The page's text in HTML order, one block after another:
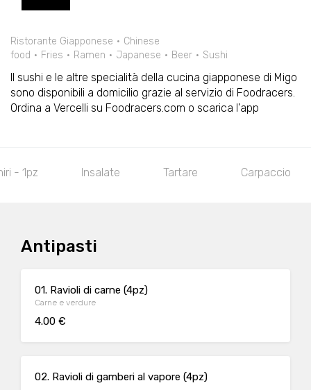
Ristorante Giapponese
Chinese
food
Fries Ramen Japanese Beer Sushi
Il sushi e le altre specialità della cucina giapponese di Migo
sono disponibili a domicilio grazie al servizio di Foodracers.
Ordina a Vercelli su Foodracers.com o scarica l'app
Tartare Carpaccio Gunkan - 2pz
Antipasti
01. Ravioli di carne (4pz)
Carne e verdure
4.00 €
02. Ravioli di gamberi al vapore (4pz)